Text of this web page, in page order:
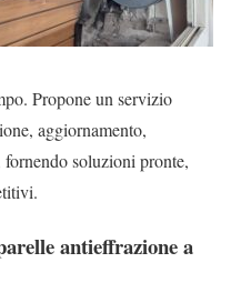
Propone un servizio
aggiornamento,
fornendo soluzioni pronte,
antieffrazione a